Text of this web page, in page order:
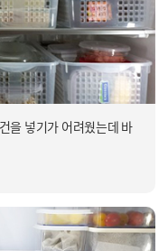
을 넣기가 어려웠는데 바